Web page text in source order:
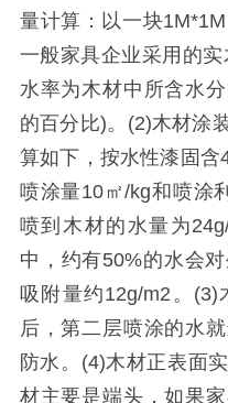
量计算：以一块1M*1M
一般家具企业采用的
水率为木材中所含水
的百分比)。 (2)木材涂
算如下，按水性漆固含
喷涂量10 ㎡/kg和喷涂
喷到木材的水量为
中，约有50%的水会
吸附量约12g/m2 。 (3)
后，第二层喷涂的水
防水。 (4)木材正表面
材主要是端头，如果